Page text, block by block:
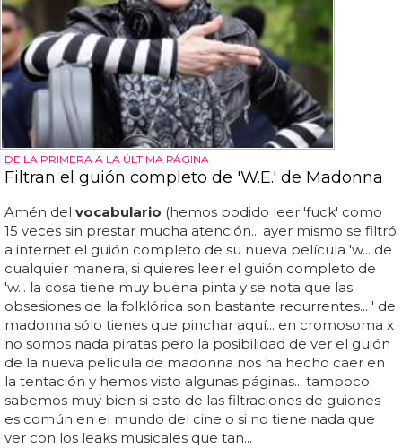
DE LA PRIMERA A LA ÚLTIMA PÁGINA
Filtran el guión completo de 'W.E.' de Madonna
Amén del vocabulario (hemos podido leer 'fuck' como
15 veces sin prestar mucha atención... ayer mismo se filtró
a internet el guión completo de su nueva película 'w... de
cualquier manera, si quieres leer el guión completo de
'w... la cosa tiene muy buena pinta y se nota que las
obsesiones de la folklórica son bastante recurrentes... ' de
madonna sólo tienes que pinchar aquí... en cromosoma x
no somos nada piratas pero la posibilidad de ver el guión
de la nueva película de madonna nos ha hecho caer en
la tentación y hemos visto algunas páginas... tampoco
sabemos muy bien si esto de las filtraciones de guiones
es común en el mundo del cine o si no tiene nada que
ver con los leaks musicales que tan...